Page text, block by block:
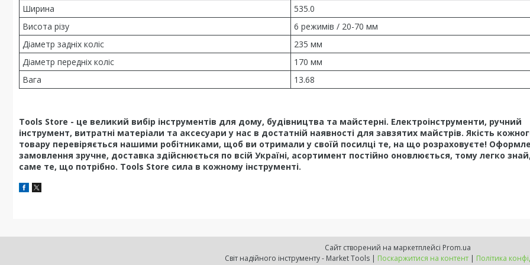
Ширина
535.0
Висота різу
6 режимів / 20-70 мм
Діаметр задніх коліс
235 мм
Діаметр передніх коліс
170 мм
Вага
13.68
Tools Store - це великий вибір інструментів для дому, будівництва та майстерні. Електроінструменти, ручний
інструмент, витратні матеріали та аксесуари у нас в достатній наявності для завзятих майстрів. Якість
товару перевіряється нашими робітниками, щоб ви отримали у своїй посилці те, на що розраховуєте!
замовлення зручне, доставка здійснюється по всій Україні, асортимент постійно оновлюється, тому легко
саме те, що потрібно. Tools Store сила в кожному інструменті.
Сайт створений на маркетплейсі Prom.ua
Світ надійного інструменту - Market Tools | Поскаржитися на контент | Політика